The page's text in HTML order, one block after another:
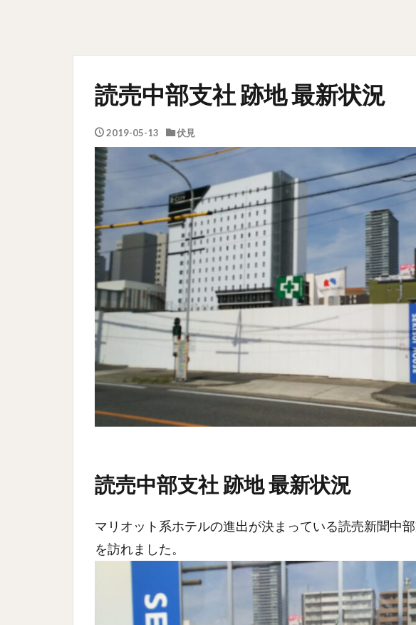
読売中部支社 跡地 最新状況
2019-05-13 伏見
読売中部支社 跡地 最新状況
マリオット系ホテルの進出が決まっている読売新聞中
を訪れました。